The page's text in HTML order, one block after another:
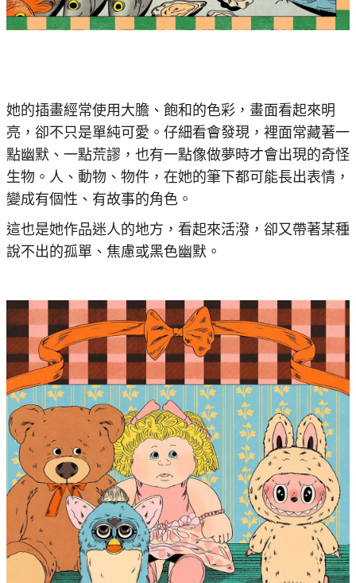
她的插畫經常使用大膽、飽和的色彩，畫面看起來明
亮，卻不只是單純可愛。仔細看會發現，裡面常藏著一
點幽默、一點荒謬，也有一點像做夢時才會出現的奇怪
生物。人、動物、物件，在她的筆下都可能長出表情，
變成有個性、有故事的角色。
這也是她作品迷人的地方，看起來活潑，卻又帶著某種
說不出的孤單、焦慮或黑色幽默。